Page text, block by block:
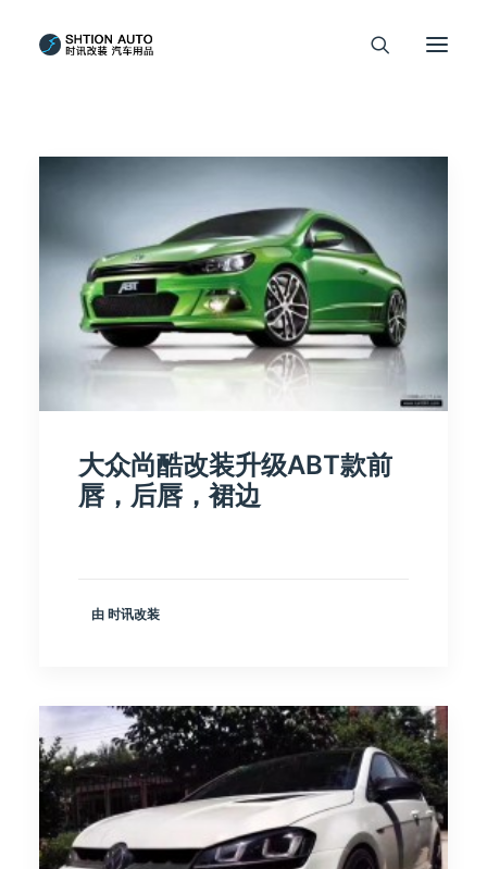
大众尚酷改装升级ABT款前
唇，后唇，裙边
由 时讯改装